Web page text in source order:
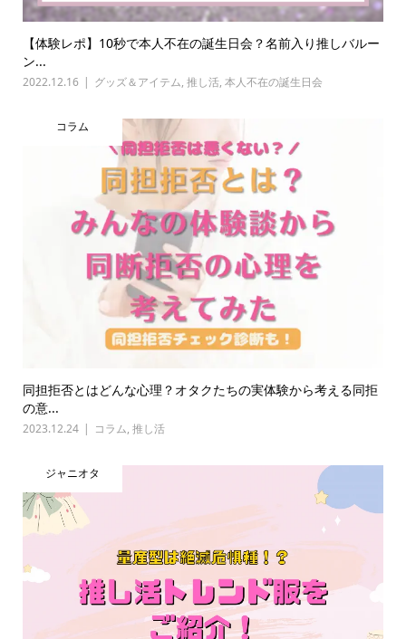
【体験レポ】10秒で本人不在の誕生日会？名前入り推しバルー
ン...
2022.12.16 グッズ＆アイテム, 推し活, 本人不在の誕生日会
コラム
同担拒否とはどんな心理？オタクたちの実体験から考える同拒
の意...
2023.12.24 コラム, 推し活
ジャニオタ